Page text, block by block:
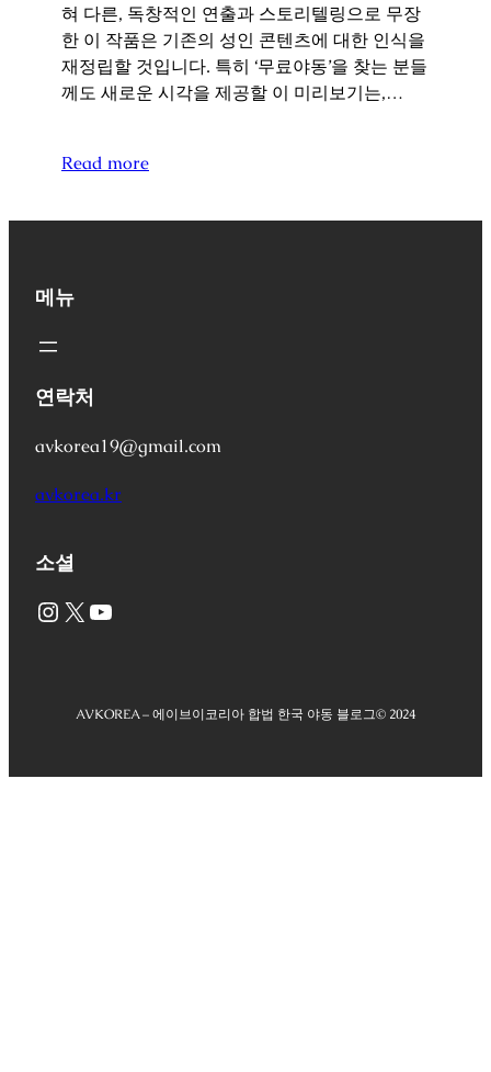
혀 다른, 독창적인 연출과 스토리텔링으로 무장
한 이 작품은 기존의 성인 콘텐츠에 대한 인식을
재정립할 것입니다. 특히 ‘무료야동’을 찾는 분들
께도 새로운 시각을 제공할 이 미리보기는,…
Read more
메뉴
연락처
avkorea19@gmail.com
avkorea.kr
소셜
Instagram X YouTube
AVKOREA – 에이브이코리아 합법 한국 야동 블로그© 2024